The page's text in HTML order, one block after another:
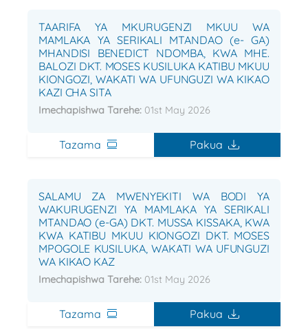
TAARIFA YA MKURUGENZI MKUU WA
MAMLAKA YA SERIKALI MTANDAO (e- GA)
MHANDISI BENEDICT NDOMBA, KWA MHE.
BALOZI DKT. MOSES KUSILUKA KATIBU MKUU
KIONGOZI, WAKATI WA UFUNGUZI WA KIKAO
KAZI CHA SITA
Imechapishwa Tarehe: 01st May 2026
Tazama Pakua
SALAMU ZA MWENYEKITI WA BODI YA
WAKURUGENZI YA MAMLAKA YA SERIKALI
MTANDAO (e-GA) DKT. MUSSA KISSAKA, KWA
KWA KATIBU MKUU KIONGOZI DKT. MOSES
MPOGOLE KUSILUKA, WAKATI WA UFUNGUZI
WA KIKAO KAZ
Imechapishwa Tarehe: 01st May 2026
Tazama Pakua